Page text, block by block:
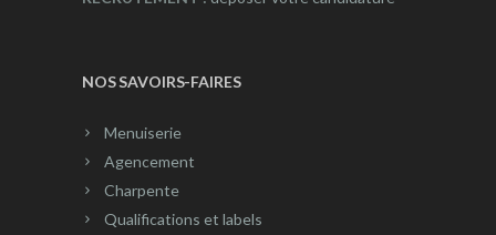
NOS SAVOIRS-FAIRES
Menuiserie
Agencement
Charpente
Qualifications et labels